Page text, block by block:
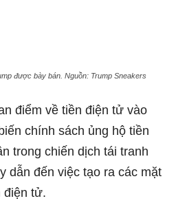
được bày bán. Nguồn: Trump Sneakers
điểm về tiền điện tử vào
chính sách ủng hộ tiền
trong chiến dịch tái tranh
dẫn đến việc tạo ra các mặt
điện tử.